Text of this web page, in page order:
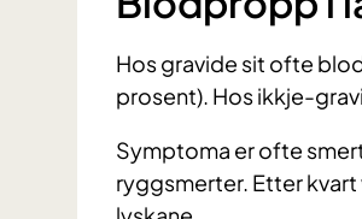
Hos gravide sit ofte
prosent). Hos ikkje-
Symptoma er ofte
ryggsmerter. Etter